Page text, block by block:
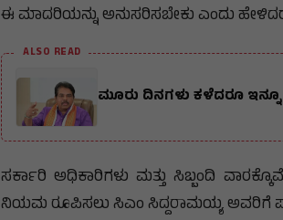
ಈ ಮಾದರಿಯನ್ನು ಅನುಸರಿಸಬೇಕು ಎಂದು
ALSO READ
ಮೂರು ದಿನಗಳು ಕಳೆದರೂ
ಸರ್ಕಾರಿ ಅಧಿಕಾರಿಗಳು ಮತ್ತು ಸಿಬ್ಬಂದಿ
ನಿಯಮ ರೂಪಿಸಲು ಸಿಎಂ ಸಿದ್ದರಾಮಯ್ಯ ಅವರಿಗೆ